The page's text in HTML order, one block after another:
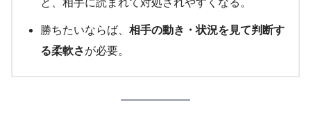
勝ちたいならば、 相手の動き・状況を見て判断す
る柔軟さが必要。